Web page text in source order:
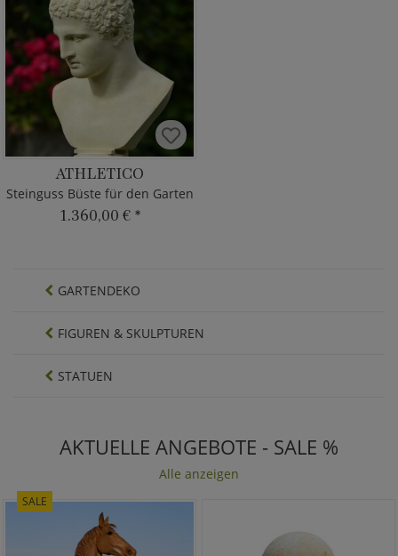
ATHLETICO
Steinguss Büste für den Garten
1.360,00 € *
GARTENDEKO
FIGUREN & SKULPTUREN
STATUEN
AKTUELLE ANGEBOTE - SALE %
Alle anzeigen
SALE